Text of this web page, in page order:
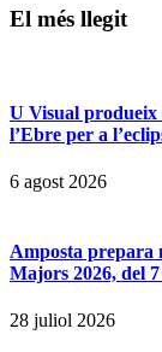
El més llegit
U Visual produeix
l’Ebre per a
6 agost 2026
Amposta prepara
Majors 2026, del 7
28 juliol 2026